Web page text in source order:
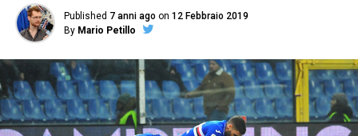
Published 7 anni ago on 12 Febbraio 2019
By Mario Petillo